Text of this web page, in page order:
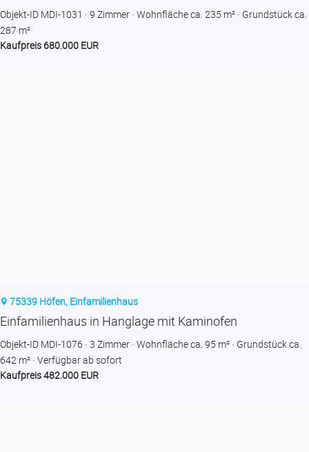
Objekt-ID MDI-1031 9 Zimmer Wohnfläche ca. 235 m²
Grund­stück ca.
287 m²
Kaufpreis 680.000 EUR
75339 Höfen, Einfamilienhaus
Einfamilienhaus in Hanglage mit Kaminofen
Objekt-ID MDI-1076 3 Zimmer Wohnfläche ca. 95 m²
Grund­stück ca.
642 m² Verfügbar ab sofort
Kaufpreis 482.000 EUR